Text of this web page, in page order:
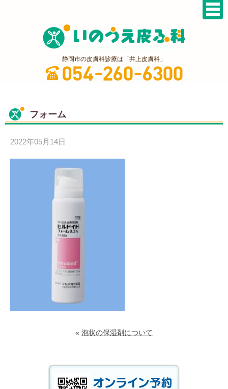
静岡市の皮膚科診療は「井上皮膚科」
フォーム
2022年05月14日
« 泡状の保湿剤について